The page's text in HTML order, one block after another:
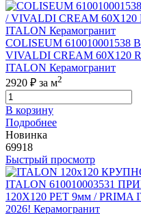
COLISEUM
VIVALDI CREAM 60X120
ITALON Керамогранит
2920 ₽ за м2
В корзину
Подробнее
Новинка
69918
Быстрый просмотр